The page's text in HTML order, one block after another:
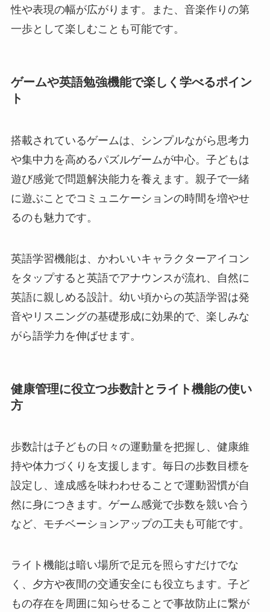
性や表現の幅が広がります。また、音楽作りの第
一歩として楽しむことも可能です。
ゲームや英語勉強機能で楽しく学べるポイン
ト
搭載されているゲームは、シンプルながら思考力
や集中力を高めるパズルゲームが中心。子どもは
遊び感覚で問題解決能力を養えます。親子で一緒
に遊ぶことでコミュニケーションの時間を増やせ
るのも魅力です。
英語学習機能は、かわいいキャラクターアイコン
をタップすると英語でアナウンスが流れ、自然に
英語に親しめる設計。幼い頃からの英語学習は発
音やリスニングの基礎形成に効果的で、楽しみな
がら語学力を伸ばせます。
健康管理に役立つ歩数計とライト機能の使い
方
歩数計は子どもの日々の運動量を把握し、健康維
持や体力づくりを支援します。毎日の歩数目標を
設定し、達成感を味わわせることで運動習慣が自
然に身につきます。ゲーム感覚で歩数を競い合う
など、モチベーションアップの工夫も可能です。
ライト機能は暗い場所で足元を照らすだけでな
く、夕方や夜間の交通安全にも役立ちます。子ど
もの存在を周囲に知らせることで事故防止に繋が